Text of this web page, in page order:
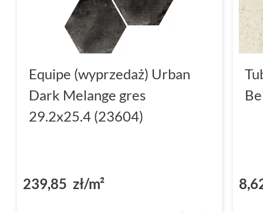
Equipe (wyprzedaż) Urban
Dark Melange gres
29.2x25.4 (23604)
239,85 zł/m²